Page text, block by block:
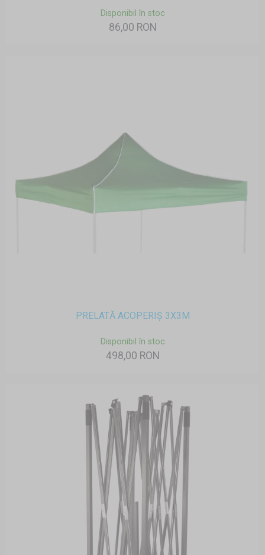
Disponibil în stoc
86,00 RON
PRELATĂ ACOPERIȘ 3X3M
Disponibil în stoc
498,00 RON